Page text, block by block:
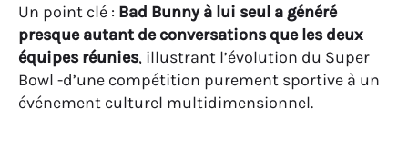
Un point clé : Bad Bunny à lui seul a généré
presque autant de conversations que les deux
équipes réunies, illustrant l’évolution du Super
Bowl -d’une compétition purement sportive à un
événement culturel multidimensionnel.